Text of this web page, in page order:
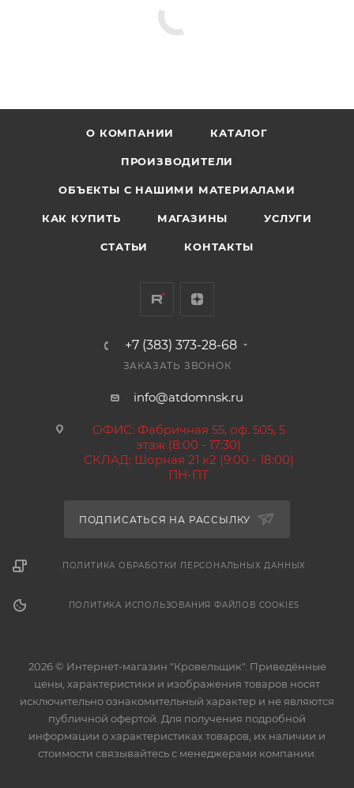
О КОМПАНИИ КАТАЛОГ
ПРОИЗВОДИТЕЛИ
ОБЪЕКТЫ С НАШИМИ МАТЕРИАЛАМИ
КАК КУПИТЬ МАГАЗИНЫ УСЛУГИ
СТАТЬИ КОНТАКТЫ
+7 (383) 373-28-68
ЗАКАЗАТЬ ЗВОНОК
info@atdomnsk.ru
ОФИС: Фабричная 55, оф. 505, 5
этаж (8:00 - 17:30)
СКЛАД: Шорная 21 к2 (9:00 - 18:00)
ПН-ПТ
ПОДПИСАТЬСЯ НА РАССЫЛКУ
ПОЛИТИКА ОБРАБОТКИ ПЕРСОНАЛЬНЫХ ДАННЫХ
ПОЛИТИКА ИСПОЛЬЗОВАНИЯ ФАЙЛОВ COOKIES
2026 © Интернет-магазин "Кровельщик". Приведённые
цены, характеристики и изображения товаров носят
исключительно ознакомительный характер и не являются
публичной офертой. Для получения подробной
информации о характеристиках товаров, их наличии и
стоимости связывайтесь с менеджерами компании.